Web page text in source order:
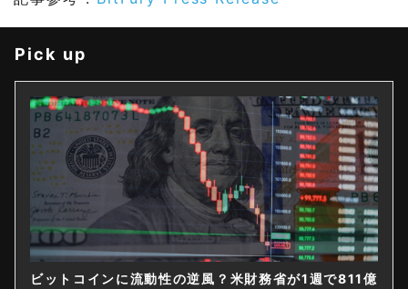
Pick up
ビットコインに流動性の逆風？米財務省が1週で811億